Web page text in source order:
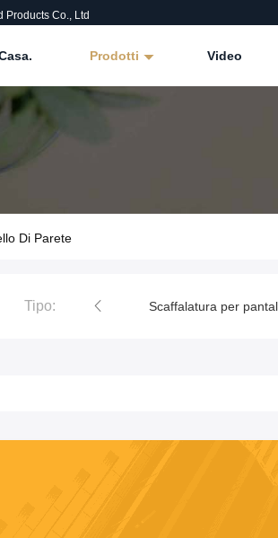
Co., Ltd
Prodotti Video
Di Parete
Tipo: Scaffalatura per